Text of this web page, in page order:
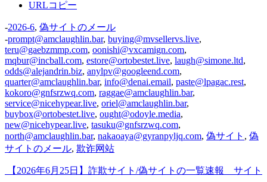
URLコピー
-2026-6, 偽サイトのメール
-prompt@amclaughlin.bar, buying@mvsellervs.live,
teru@gaebzmmp.com, oonishi@vxcamign.com,
mqbur@incball.com, estore@ortobestet.live, laugh@simone.ltd,
odds@alejandrin.biz, anylpv@googleend.com,
quarter@amclaughlin.bar, info@denai.email, paste@lpagac.rest,
kokoro@gnfsrzwq.com, raggae@amclaughlin.bar,
service@nicehypear.live, oriel@amclaughlin.bar,
buybox@ortobestet.live, ought@odoyle.media,
new@nicehypear.live, tasuku@gnfsrzwq.com,
north@amclaughlin.bar, nakaoaya@gyranpyljq.com, 偽サイト , 偽
サイトのメール, 欺诈网站
【2026年6月25日】詐欺サイト/偽サイトの一覧速報 サイト